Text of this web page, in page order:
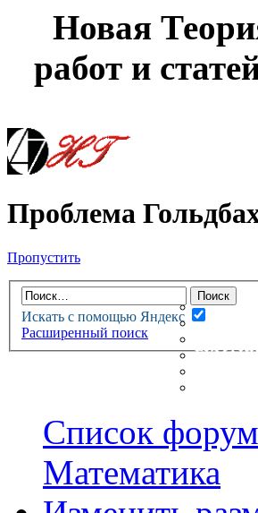
Новая
работ и
Проблема
Пропустить
Искать с помощью Яндекс
Расширенный поиск
НОВАЯ ТЕОРИЯФОРУМ
НОВЫЕ
Список
Математика